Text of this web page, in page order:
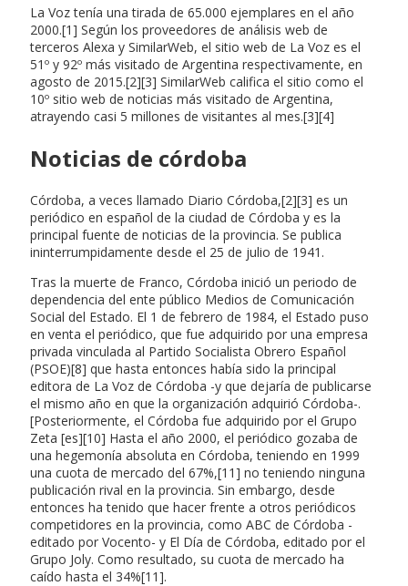
La Voz tenía una tirada de 65.000 ejemplares en el año
2000.[1] Según los proveedores de análisis web de
terceros Alexa y SimilarWeb, el sitio web de La Voz es el
51º y 92º más visitado de Argentina respectivamente, en
agosto de 2015.[2][3] SimilarWeb califica el sitio como el
10º sitio web de noticias más visitado de Argentina,
atrayendo casi 5 millones de visitantes al mes.[3][4]
Noticias de córdoba
Córdoba, a veces llamado Diario Córdoba,[2][3] es un
periódico en español de la ciudad de Córdoba y es la
principal fuente de noticias de la provincia. Se publica
ininterrumpidamente desde el 25 de julio de 1941.
Tras la muerte de Franco, Córdoba inició un periodo de
dependencia del ente público Medios de Comunicación
Social del Estado. El 1 de febrero de 1984, el Estado puso
en venta el periódico, que fue adquirido por una empresa
privada vinculada al Partido Socialista Obrero Español
(PSOE)[8] que hasta entonces había sido la principal
editora de La Voz de Córdoba -y que dejaría de publicarse
el mismo año en que la organización adquirió Córdoba-.
[Posteriormente, el Córdoba fue adquirido por el Grupo
Zeta [es][10] Hasta el año 2000, el periódico gozaba de
una hegemonía absoluta en Córdoba, teniendo en 1999
una cuota de mercado del 67%,[11] no teniendo ninguna
publicación rival en la provincia. Sin embargo, desde
entonces ha tenido que hacer frente a otros periódicos
competidores en la provincia, como ABC de Córdoba -
editado por Vocento- y El Día de Córdoba, editado por el
Grupo Joly. Como resultado, su cuota de mercado ha
caído hasta el 34%[11].